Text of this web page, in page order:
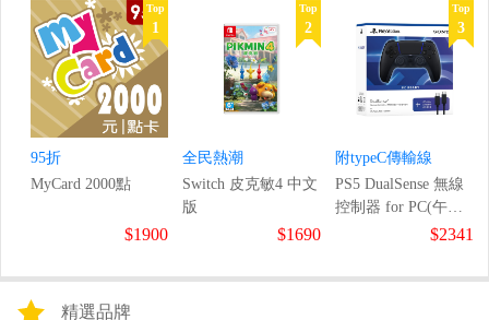
Top
1
95折
MyCard 2000點
$1900
Top
2
全民熱潮
Switch 皮克敏4 中文
版
$1690
Top
3
附typeC傳輸線
PS5 DualSense 無線
控制器 for PC(午夜
$2341
精選品牌